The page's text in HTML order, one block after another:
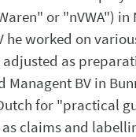
or "nVWA") in
he worked on
as
Managent BV in
for "practical
claims and